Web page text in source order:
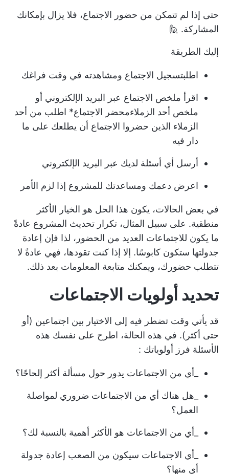
حتى إذا لم تتمكن من حضور الاجتماع، فلا يزال بإمكانك
المشاركة. 🙋
إليك الطريقة
اطلبتسجيل الاجتماع ومشاهدته في وقت فراغك
اقرأ ملخص الاجتماع عبر البريد الإلكتروني أو
ملخص أحد الزملاءمحضر الاجتماع* اطلب من أحد
الزملاء الذين حضروا الاجتماع أن يطلعك على ما
دار فيه
أرسل أي أسئلة لديك عبر البريد الإلكتروني
اعرض دعمك ومساعدتك للمشروع إذا لزم الأمر
في بعض الحالات، يكون هذا الحل هو الخيار الأكثر
منطقية. على سبيل المثال، تكرار تحديث المشروع عادةً
ما يكون للاجتماعات العديد من الحضور، لذا فإن إعادة
جدولتها ستكون كابوسًا. إلا إذا كنت تقودها، فهي عادةً لا
تتطلب حضورك، ويمكنك متابعة المعلومات بعد ذلك.
تحديد أولويات الاجتماعات
قد يأتي وقت تضطر فيه إلى الاختيار بين اجتماعين (أو
حتى أكثر). في هذه الحالة، اطرح على نفسك هذه
الأسئلة فرز أولوياتك :
_أي من الاجتماعات يدور حول مسألة أكثر إلحاحًا؟
_هل هناك أي من الاجتماعات ضروري لمواصلة
العمل؟
_أي من الاجتماعات هو الأكثر أهمية بالنسبة لك؟
_أي الاجتماعات سيكون من الصعب إعادة جدولة
أي منها؟